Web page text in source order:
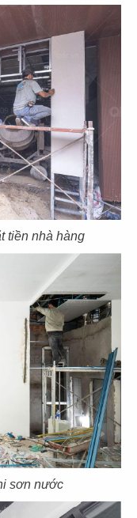
tiền nhà hàng
sơn nước
RESTAURANT
CZECH
DINING
Điền - Q.2
CHICKEN
Khánh